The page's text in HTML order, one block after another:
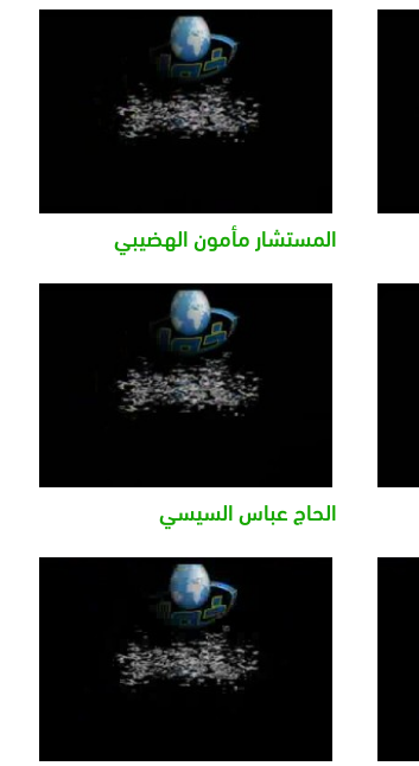
المستشار مأمون الهضيبي
الحاج عباس السيسي